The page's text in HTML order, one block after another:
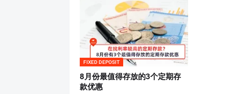
FIXED DEPOSIT
8月份最值得存放的3个定期存
款优惠